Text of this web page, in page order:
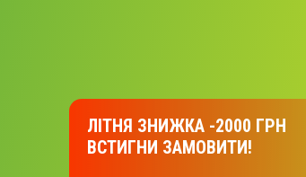
ЛІТНЯ ЗНИЖКА -2000 ГРН
ВСТИГНИ ЗАМОВИТИ!